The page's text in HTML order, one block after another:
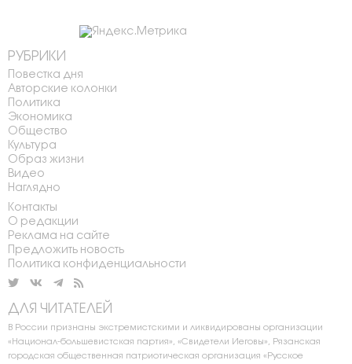
РУБРИКИ
Повестка дня
Авторские колонки
Политика
Экономика
Общество
Культура
Образ жизни
Видео
Наглядно
Контакты
О редакции
Реклама на сайте
Предложить новость
Политика конфиденциальности
ДЛЯ ЧИТАТЕЛЕЙ
В России признаны экстремистскими и ликвидированы организации
«Национал-большевистская партия», «Свидетели Иеговы», Рязанская
городская общественная патриотическая организация «Русское